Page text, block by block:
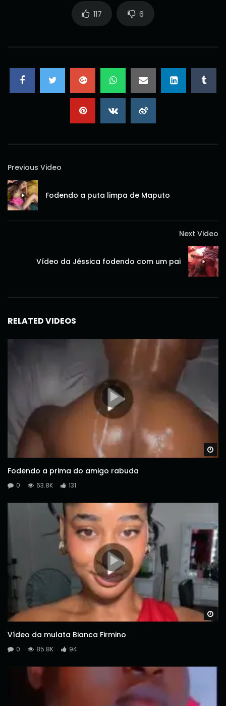
117 6
Previous Video
Fodendo a puta limpa de Maputo
Next Video
Vídeo da Jéssica fodendo com um pai
RELATED VIDEOS
Fodendo a prima do amigo rabuda
0 63.8K 131
Vídeo da mulata Bianca Firmino
0 85.8K 94